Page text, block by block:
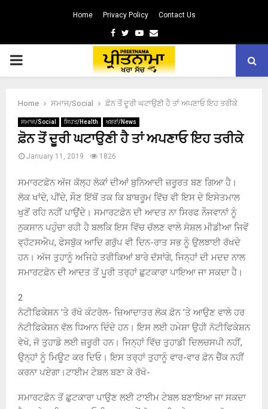
Home Privacy Policy Contact Us
Facebook
TwitterYoutube
Email
PRIMARY
Home ਸਮਾਜ/Social ਫ਼ੋਨ ਤੋਂ ਦੂਰੀ ਘਟਾਉਣੀ ਹੈ ਤਾਂ ਅਪਣਾਓ ਇਹ ਤਰੀਕੇ
ਸਮਾਜ/Social ਸਿਹਤ/Health ਖਬਰਾਂ/News
ਫ਼ੋਨ ਤੋਂ ਦੂਰੀ ਘਟਾਉਣੀ ਹੈ ਤਾਂ ਅਪਣਾਓ ਇਹ ਤਰੀਕੇ
January 11, 2019 1826
ਸਮਾਰਟਫ਼ੋਨ ਅੱਜ ਕੱਲ੍ਹ ਲੋਕਾਂ ਦੀਆਂ ਬੁਨਿਆਦੀ ਜ਼ਰੂਰਤ ਬਣ ਗਿਆ ਹੈ।
ਲੋਕ ਖਾਂਦੇ, ਪੀਂਦੇ, ਸੌਣ ਇੱਥੋਂ ਤਕ ਕਿ ਬਾਥਰੂਮ ਵਿੱਚ ਵੀ ਇਸ ਦੇ ਇਸੇਤਮਾਲ
ਖੁਣੋਂ ਰਹਿ ਨਹੀਂ ਪਾਉਂਦੇ। ਸਮਾਰਟਫ਼ੋਨ ਦੀ ਆਦਤ ਨਾ ਸਿਰਫ ਨੌਜਵਾਨਾਂ ਨੂੰ
ਨੁਕਸਾਨ ਪਹੁੰਚਾ ਰਹੀ ਹੈ ਬਲਕਿ ਇਸ ਵਿੱਚ ਚੱਲਣ ਵਾਲੇ ਸੋਸ਼ਲ ਮੀਡੀਆ ਜਿਵੇਂ
ਵ੍ਹੱਟਸਐਪ, ਫੇਸਬੁੱਕ ਆਦਿ ਗਰੁੱਪ ਵੀ ਦਿਨ-ਰਾਤ ਸਭ ਨੂੰ ਉਲਝਾਈ ਰੱਖਦੇ
ਹਨ। ਅੱਜ ਤੁਹਾਨੂੰ ਅਜਿਹੇ ਤਰੀਕਿਆਂ ਬਾਰੇ ਦੱਸਾਂਗੇ, ਜਿਨ੍ਹਾਂ ਦੀ ਮਦਦ ਨਾਲ
ਸਮਾਰਟਫ਼ੋਨ ਦੀ ਆਦਤ ਤੋਂ ਪੂਰੀ ਤਰ੍ਹਾਂ ਛੁਟਕਾਰਾ ਪਾਇਆ ਜਾ ਸਕਦਾ ਹੈ।
2
ਨੋਟੀਫਿਕੇਸ਼ਨ ’ਤੇ ਰੱਖੋ ਕੰਟਰੋਲ- ਜ਼ਿਆਦਾਤਰ ਲੋਕ ਫ਼ੋਨ ’ਤੇ ਆਉਣ ਵਾਲੇ ਹਰ
ਨੋਟੀਫਿਕੇਸ਼ਨ ਵੱਲ ਧਿਆਨ ਦਿੰਦੇ ਹਨ। ਇਸ ਲਈ ਹਮੇਸ਼ਾ ਉਹੀ ਨੋਟੀਫਿਕੇਸ਼ਨ
ਵੇਖੋ, ਜੋ ਤੁਹਾਡੇ ਲਈ ਜ਼ਰੂਰੀ ਹਨ। ਜਿਨ੍ਹਾਂ ਵਿੱਚ ਤੁਹਾਡੀ ਦਿਲਚਸਪੀ ਨਹੀਂ,
ਉਨ੍ਹਾਂ ਨੂੰ ਮਿਊਟ ਕਰ ਦਿਓ। ਇਸ ਤਰ੍ਹਾਂ ਤੁਹਾਨੂੰ ਵਾਰ-ਵਾਰ ਫ਼ੋਨ ਚੈੱਕ ਨਹੀਂ
ਕਰਨਾ ਪਏਗਾ।ਟਾਈਮ ਟੇਬਲ ਬਣਾ ਕੇ ਰੱਖੋ-
ਸਮਾਰਟਫ਼ੋਨ ਤੋਂ ਛੁਟਕਾਰਾ ਪਾਉਣ ਲਈ ਟਾਈਮ ਟੇਬਲ ਬਣਾਇਆ ਜਾ ਸਕਦਾ